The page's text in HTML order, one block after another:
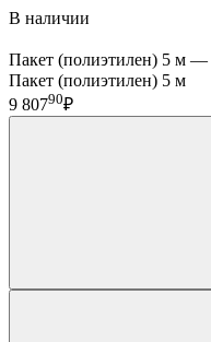
В наличии
Пакет (полиэтилен) 5 м —
Пакет (полиэтилен) 5 м
9 80790₽